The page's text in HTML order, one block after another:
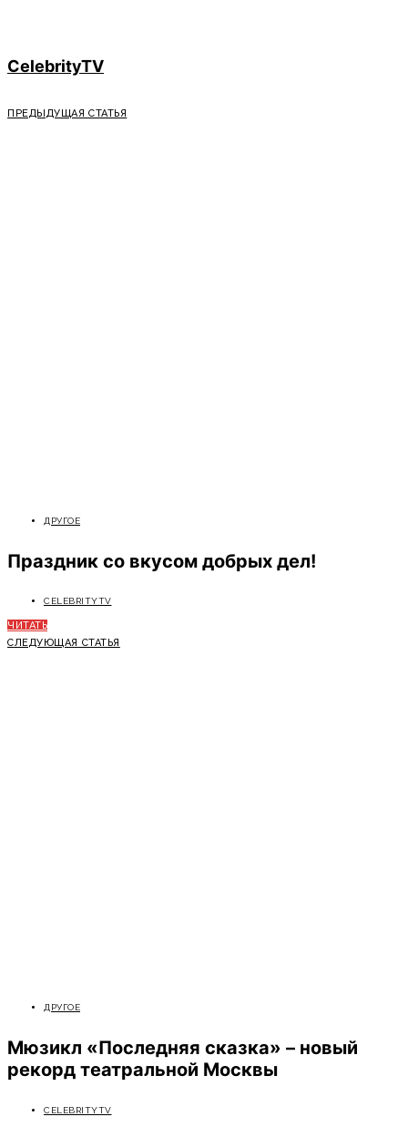
CelebrityTV
ПРЕДЫДУЩАЯ СТАТЬЯ
ДРУГОЕ
Праздник со вкусом добрых дел!
CELEBRITYTV
ЧИТАТЬ
СЛЕДУЮЩАЯ СТАТЬЯ
ДРУГОЕ
Мюзикл «Последняя сказка» – новый
рекорд театральной Москвы
CELEBRITYTV